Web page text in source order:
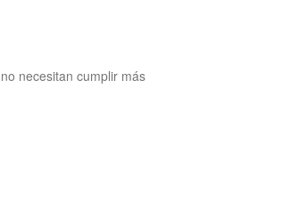
necesitan cumplir más